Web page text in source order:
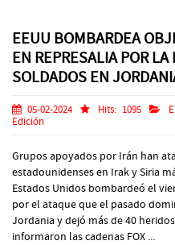
EEUU BOMBARDEA
EN REPRESALIA POR
SOLDADOS EN
05-02-2024 Hits: 1095
Edición
Grupos apoyados por Irán han
estadounidenses en Irak y Siria
Estados Unidos bombardeó el
por el ataque que el pasado
Jordania y dejó más de 40
informaron las cadenas FOX ...